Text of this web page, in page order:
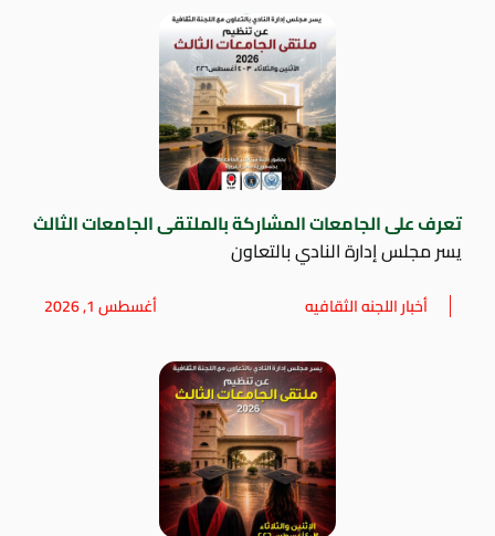
تعرف على الجامعات المشاركة بالملتقى الجامعات الثالث
يسر مجلس إدارة النادي بالتعاون
أخبار اللجنه الثقافيه أغسطس 1, 2026